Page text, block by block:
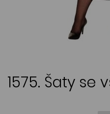
1575. Šaty se